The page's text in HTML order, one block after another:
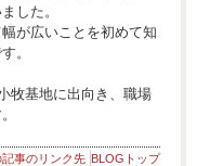
した。
が広いことを初めて知
。
牧基地に出向き、職場
記事のリンク先 BLOGトップ